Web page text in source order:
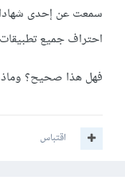
احتراف جميع تطبيقات
فهل هذا صحيح؟
اقتباس